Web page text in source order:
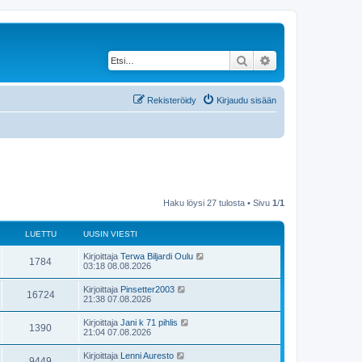
Etsi
Kirjaudu sisään
Rekisteröidy
Haku löysi 27 tulosta • Sivu 1/1
LUETTU UUSIN VIESTI
1784L
u
t
U
u
n
v
i
e
s
t
Kirjoittaja Terwa Biljardi Oulu
03:18 08.08.2026
16724L
u
U
u
n
v
i
e
Kirjoittaja Pinsetter2003
21:38 07.08.2026
1390L
u
U
u
n
Kirjoittaja Jani k 71 pihlis
21:04 07.08.2026
U
Kirjoittaja Lenni Auresto